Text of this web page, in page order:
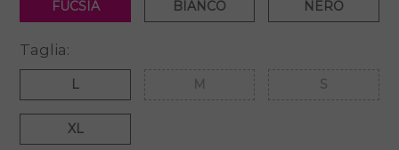
FUCSIA BIANCO NERO
Taglia:
L M S
XL